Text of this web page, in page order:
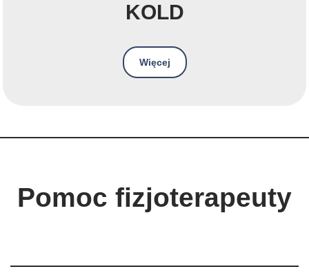
KOLD
Więcej
Pomoc fizjoterapeuty